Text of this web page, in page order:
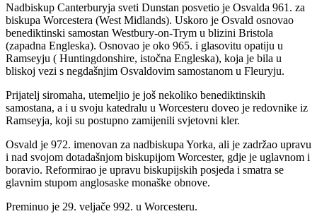
Nadbiskup Canterburyja sveti Dunstan posvetio je Osvalda 961. za
biskupa Worcestera (West Midlands). Uskoro je Osvald osnovao
benediktinski samostan Westbury-on-Trym u blizini Bristola
(zapadna Engleska). Osnovao je oko 965. i glasovitu opatiju u
Ramseyju ( Huntingdonshire, istočna Engleska), koja je bila u
bliskoj vezi s negdašnjim Osvaldovim samostanom u Fleuryju.
Prijatelj siromaha, utemeljio je još nekoliko benediktinskih
samostana, a i u svoju katedralu u Worcesteru doveo je redovnike iz
Ramseyja, koji su postupno zamijenili svjetovni kler.
Osvald je 972. imenovan za nadbiskupa Yorka, ali je zadržao upravu
i nad svojom dotadašnjom biskupijom Worcester, gdje je uglavnom i
boravio. Reformirao je upravu biskupijskih posjeda i smatra se
glavnim stupom anglosaske monaške obnove.
Preminuo je 29. veljače 992. u Worcesteru.